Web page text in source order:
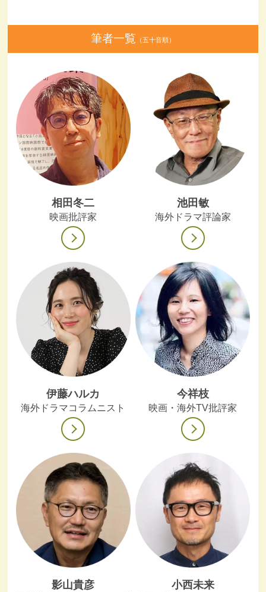
筆者一覧 （五十音順）
相田冬二
映画批評家
池田敏
海外ドラマ評論家
伊藤ハルカ
海外ドラマコラムニスト
今祥枝
映画・海外TV批評家
影山貴彦 小西未来